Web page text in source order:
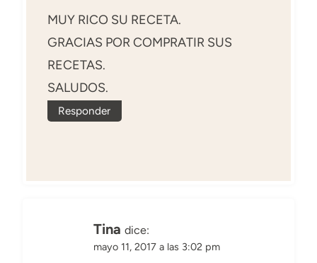
MUY RICO SU RECETA.
GRACIAS POR COMPRATIR SUS
RECETAS.
SALUDOS.
Responder
Tina dice:
mayo 11, 2017 a las 3:02 pm